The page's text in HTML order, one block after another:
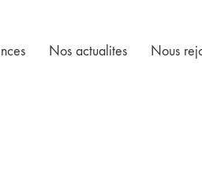
Nos actualites Nous